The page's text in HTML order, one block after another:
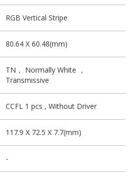
RGB Vertical Stripe
80.64 X 60.48(mm)
TN， Normally White ，
Transmissive
CCFL 1 pcs , Without Driver
117.9 X 72.5 X 7.7(mm)
-